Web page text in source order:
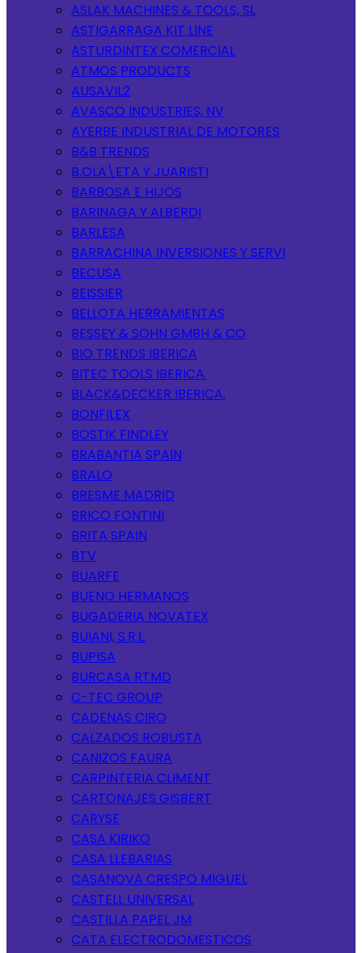
ASLAK MACHINES & TOOLS, SL
ASTIGARRAGA KIT LINE
ASTURDINTEX COMERCIAL
ATMOS PRODUCTS
AUSAVIL2
AVASCO INDUSTRIES, NV
AYERBE INDUSTRIAL DE MOTORES
B&B TRENDS
B.OLA\ETA Y JUARISTI
BARBOSA E HIJOS
BARINAGA Y ALBERDI
BARLESA
BARRACHINA INVERSIONES Y SERVI
BECUSA
BEISSIER
BELLOTA HERRAMIENTAS
BESSEY & SOHN GMBH & CO
BIO TRENDS IBERICA
BITEC TOOLS IBERICA.
BLACK&DECKER IBERICA.
BONFILEX
BOSTIK FINDLEY
BRABANTIA SPAIN
BRALO
BRESME MADRID
BRICO FONTINI
BRITA SPAIN
BTV
BUARFE
BUENO HERMANOS
BUGADERIA NOVATEX
BUIANI, S.R.L.
BUPISA
BURCASA RTMD
C-TEC GROUP
CADENAS CIRO
CALZADOS ROBUSTA
CANIZOS FAURA
CARPINTERIA CLIMENT
CARTONAJES GISBERT
CARYSE
CASA KIRIKO
CASA LLEBARIAS
CASANOVA CRESPO MIGUEL
CASTELL UNIVERSAL
CASTILLA PAPEL JM
CATA ELECTRODOMESTICOS